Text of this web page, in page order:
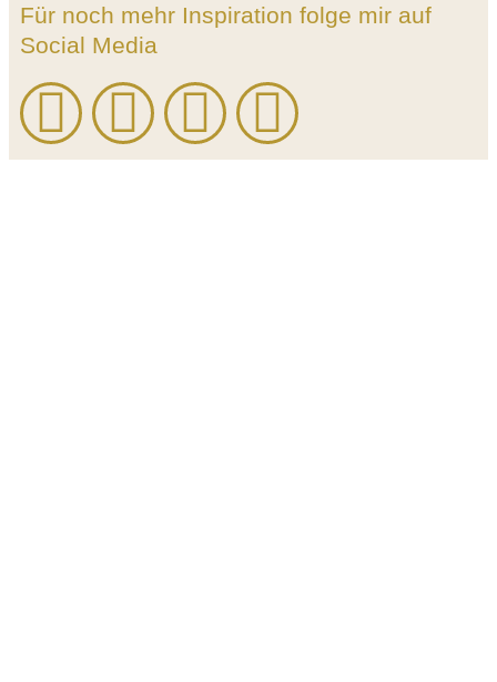
Für noch mehr Inspiration folge mir auf
Social Media